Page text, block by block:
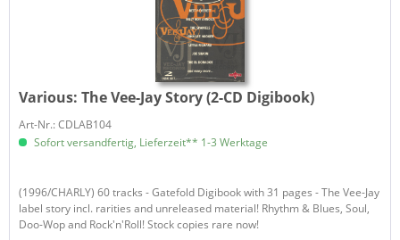
Various:The Vee-Jay Story (2-CD Digibook)
Art-Nr.: CDLAB104
Sofort versandfertig, Lieferzeit** 1-3 Werktage
(1996/CHARLY) 60 tracks - Gatefold Digibook with 31 pages - The Vee-Jay
label story incl. rarities and unreleased material! Rhythm & Blues, Soul,
Doo-Wop and Rock'n'Roll! Stock copies rare now!